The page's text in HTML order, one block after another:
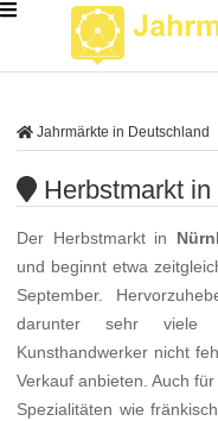
Jahrmärkte in Deutschland
Herbstmarkt in
Der Herbstmarkt in
und beginnt etwa
September.
darunter sehr viele
Kunsthandwerker nicht
Verkauf anbieten. Auch
Spezialitäten wie